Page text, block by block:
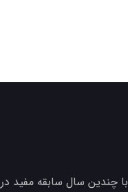
چندین سال سابقه مفید در